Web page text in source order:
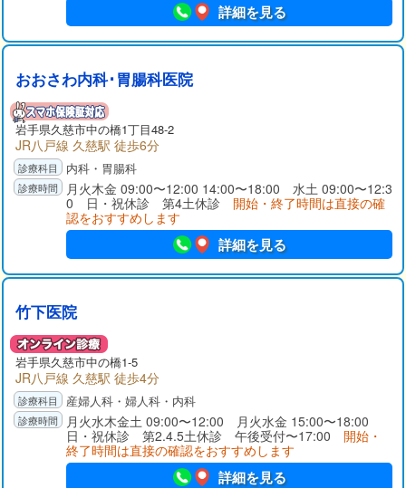
詳細を見る
おおさわ内科･胃腸科医院
岩手県久慈市中の橋1丁目48-2
JR八戸線 久慈駅 徒歩6分
内科・胃腸科
月火木金 09:00〜12:00 14:00〜18:00 水土 09:00〜12:3
0 日・祝休診 第4土休診 開始・終了時間は直接の確
認をおすすめします
詳細を見る
竹下医院
岩手県久慈市中の橋1-5
JR八戸線 久慈駅 徒歩4分
産婦人科・婦人科・内科
月火水木金土 09:00〜12:00 月火水金 15:00〜18:00
日・祝休診 第2.4.5土休診 午後受付〜17:00 開始・
終了時間は直接の確認をおすすめします
詳細を見る